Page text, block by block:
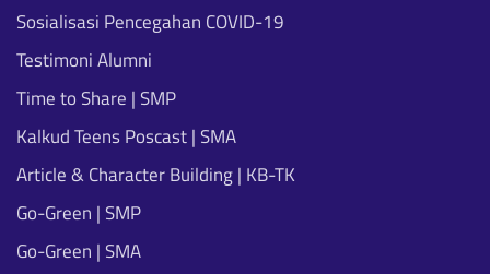
Sosialisasi Pencegahan COVID-19
Testimoni Alumni
Time to Share | SMP
Kalkud Teens Poscast | SMA
Article & Character Building | KB-TK
Go-Green | SMP
Go-Green | SMA